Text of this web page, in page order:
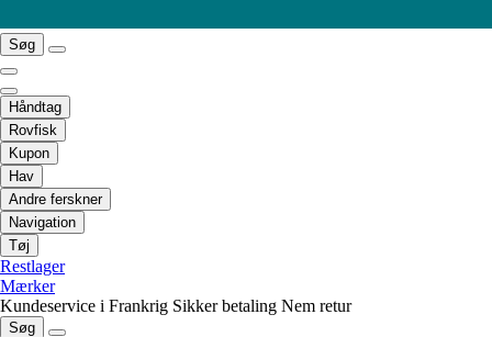
Søg
Håndtag
Rovfisk
Kupon
Hav
Andre ferskner
Navigation
Tøj
Restlager
Mærker
Kundeservice i Frankrig Sikker betaling Nem retur
Søg